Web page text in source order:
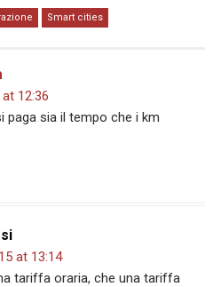
Smart cities
12:36
sia il tempo che i km
at 13:14
tariffa oraria, che una tariffa